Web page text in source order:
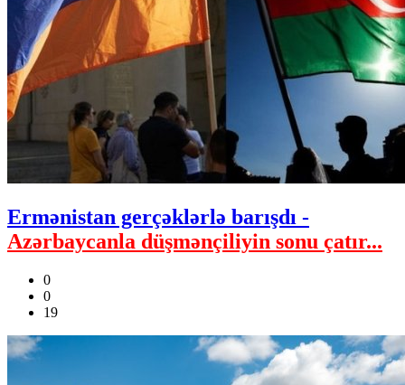
Ermənistan gerçəklərlə barışdı -
Azərbaycanla düşmənçiliyin sonu çatır...
0
0
19